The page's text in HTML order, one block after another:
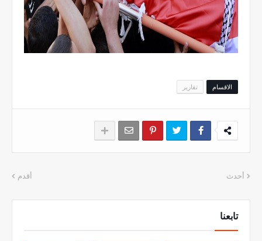
الاقسام تقارير
أحدث أقدم
تابعنا